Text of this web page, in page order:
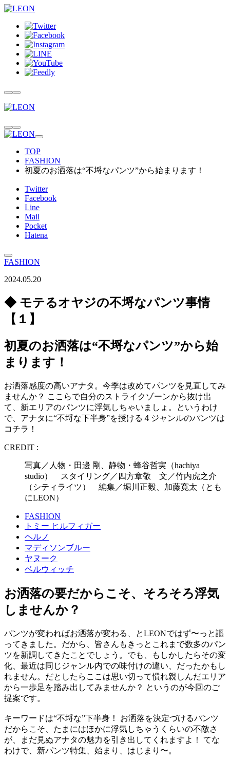
TOP
FASHION
初夏のお洒落は“不埒なパンツ”から始まります！
Twitter
Facebook
Line
Mail
Pocket
Hatena
FASHION
2024.05.20
◆ モテるオヤジの不埒なパンツ事情
【１】
初夏のお洒落は“不埒なパンツ”から始
まります！
お洒落感度の高いアナタ。今季は改めてパンツを見直してみ
ませんか？ ここらで自分のストライクゾーンから抜け出
て、新エリアのパンツに浮気しちゃいましょ。というわけ
で、アナタに“不埒な下半身”を授ける４ジャンルのパンツは
コチラ！
CREDIT :
写真／人物・田邊 剛、静物・蜂谷哲実（hachiya
studio） スタイリング／四方章敬 文／竹内虎之介
（シティライツ） 編集／堀川正毅、加藤寛太（とも
にLEON）
FASHION
トミー ヒルフィガー
ヘルノ
マディソンブルー
ヤヌーク
ベルウィッチ
お洒落の要だからこそ、そろそろ浮気
しませんか？
パンツが変わればお洒落が変わる、とLEONではず〜っと謳
ってきました。だから、皆さんもきっとこれまで数多のパン
ツを新調してきたことでしょう。でも、もしかしたらその変
化、最近は同じジャンル内での味付けの違い、だったかもし
れません。だとしたらここは思い切って慣れ親しんだエリア
から一歩足を踏み出してみませんか？ というのが今回のご
提案です。
キーワードは“不埒な”下半身！ お洒落を決定づけるパンツ
だからこそ、たまにはほかに浮気しちゃうくらいの不敵さ
が、まだ見ぬアナタの魅力を引き出してくれますよ！ てな
わけで、新パンツ特集、始まり、はじまり〜。